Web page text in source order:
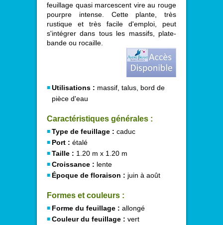
feuillage quasi marcescent vire au rouge
pourpre intense. Cette plante, très
rustique et très facile d'emploi, peut
s'intégrer dans tous les massifs, plate-
bande ou rocaille.
Utilisations : massif, talus, bord de
pièce d'eau
Caractéristiques générales :
Type de feuillage : caduc
Port : étalé
Taille : 1.20 m x 1.20 m
Croissance : lente
Époque de floraison : juin à août
Formes et couleurs :
Forme du feuillage : allongé
Couleur du feuillage : vert